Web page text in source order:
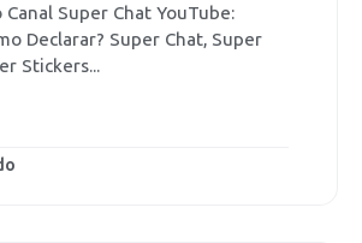
Super Chat YouTube:
Declarar? Super Chat, Super
Stickers...